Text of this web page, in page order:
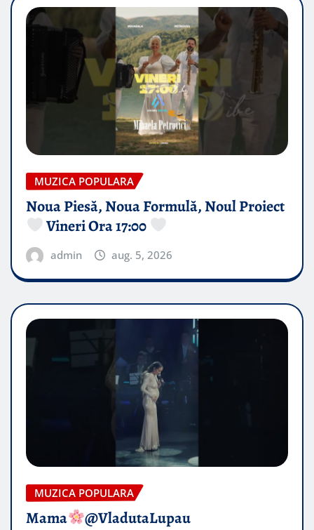
MUZICA POPULARA
Noua Piesă, Noua Formulă, Noul Proiect
Vineri Ora 17:00
admin aug. 5, 2026
MUZICA POPULARA
Mama @VladutaLupau